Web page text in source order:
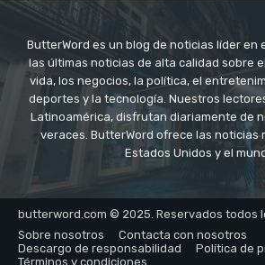
ButterWord es un blog de noticias líder en
las últimas noticias de alta calidad sobre
vida, los negocios, la política, el
deportes y la tecnología. Nuestros
Latinoamérica, disfrutan diariamente de
veraces. ButterWord ofrece las noticias
Estados Unidos y el
butterword.com © 2025. Reservados todos
Sobre nosotros
Contacta con nosotros
Descargo de responsabilidad
Política de
Términos y condiciones